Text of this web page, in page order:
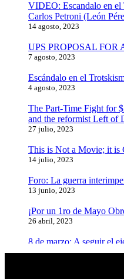
VIDEO: Escandalo en el
Carlos Petroni (León
14 agosto, 2023
UPS PROPOSAL
7 agosto, 2023
Escándalo en el
4 agosto, 2023
The Part-Time Fight for
and the reformist Left of
27 julio, 2023
This is Not a Movie; it is
14 julio, 2023
Foro: La guerra
13 junio, 2023
¡Por un 1ro de Mayo
26 abril, 2023
8 de marzo: A seguir el
afganas, luchar contra el